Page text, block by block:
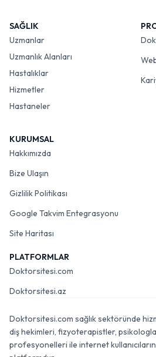
SAĞLIK
Uzmanlar
Uzmanlık Alanları
Hastalıklar
Hizmetler
Hastaneler
KURUMSAL
Hakkımızda
Bize Ulaşın
Gizlilik Politikası
Google Takvim Entegrasyonu
Site Haritası
PLATFORMLAR
Doktorsitesi.com
Doktorsitesi.az
Doktorsitesi.com sağlık sektöründe
diş hekimleri, fizyoterapistler,
profesyonelleri ile internet